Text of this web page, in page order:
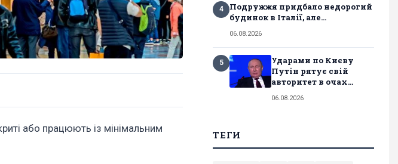
або працюють із мінімальним
4
Подружжя придбало недорогий
будинок в Італії, але...
06.08.2026
5
Ударами по Києву
Путін рятує свій
авторитет в очах...
06.08.2026
ТЕГИ